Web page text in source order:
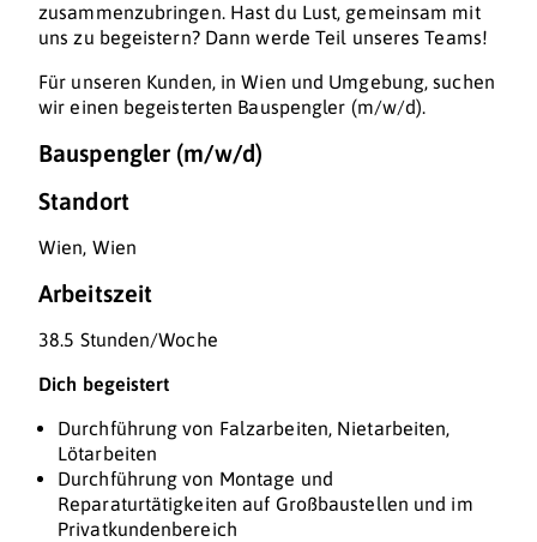
zusammenzubringen. Hast du Lust, gemeinsam mit
uns zu begeistern? Dann werde Teil unseres Teams!
Für unseren Kunden, in Wien und Umgebung, suchen
wir einen begeisterten Bauspengler (m/w/d).
Bauspengler (m/w/d)
Standort
Wien, Wien
Arbeitszeit
38.5 Stunden/Woche
Dich begeistert
Durchführung von Falzarbeiten, Nietarbeiten,
Lötarbeiten
Durchführung von Montage und
Reparaturtätigkeiten auf Großbaustellen und im
Privatkundenbereich